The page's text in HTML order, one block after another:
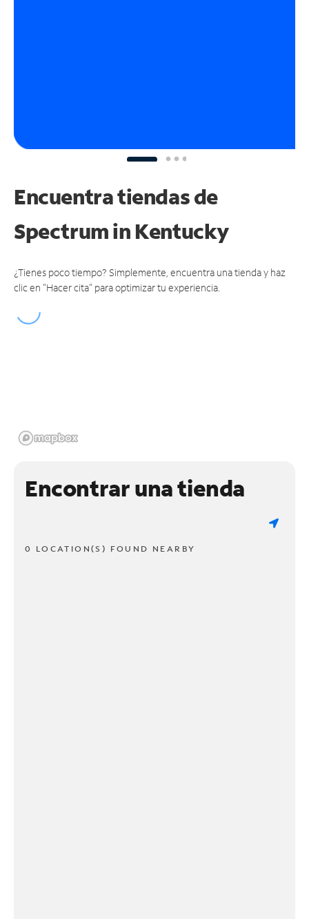
Encuentra tiendas de
Spectrumin Kentucky
¿Tienes poco tiempo? Simplemente, encuentra una tienda y haz
clic en "Hacer cita" para optimizar tu experiencia.
Encontrar una tienda
0 LOCATION(S) FOUND NEARBY